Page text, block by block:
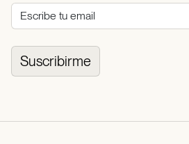
Suscribirme